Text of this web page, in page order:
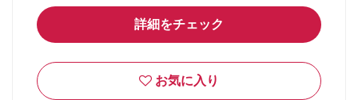
詳細をチェック
お気に入り